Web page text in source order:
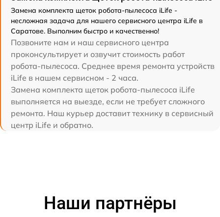
Замена комплекта щеток робота-пылесоса iLife -
несложная задача для нашего сервисного центра iLife в
Саратове. Выполним быстро и качественно!
Позвоните нам и наш сервисного центра
проконсультирует и озвучит стоимость работ
робота-пылесоса. Среднее время ремонта устройств
iLife в нашем сервисном - 2 часа.
Замена комплекта щеток робота-пылесоса iLife
выполняется на выезде, если не требует сложного
ремонта. Наш курьер доставит технику в сервисный
центр iLife и обратно.
Наши партнёры